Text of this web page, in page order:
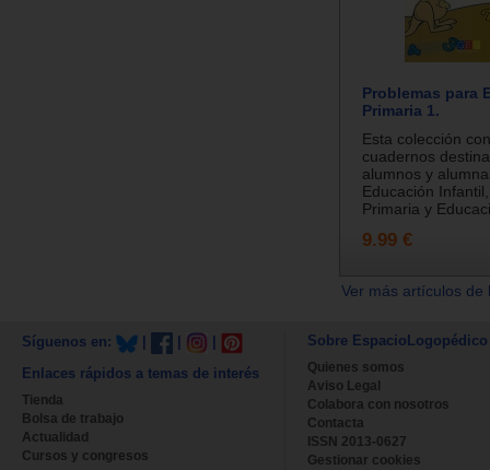
Problemas para
Primaria 1.
Esta colección
cuadernos
alumnos y
Educación
Primaria y
9.99 €
Ver más artículos
Síguenos en:
Enlaces rápidos a temas de interés
Tienda
Bolsa de trabajo
Actualidad
Cursos y congresos
Sobre EspacioLogopédico
Quienes somos
Aviso Legal
Colabora con nosotros
Contacta
ISSN 2013-0627
Gestionar cookies